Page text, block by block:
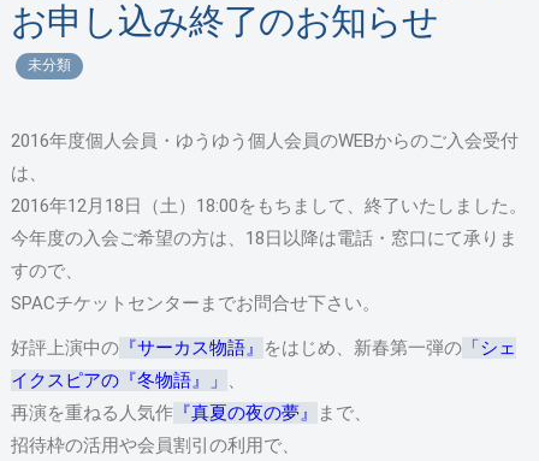
お申し込み終了のお知らせ
未分類
2016年度個人会員・ゆうゆう個人会員のWEBからのご入会受付
は、
2016年12月18日（土）18:00をもちまして、終了いたしました。
今年度の入会ご希望の方は、18日以降は電話・窓口にて承りま
すので、
SPACチケットセンターまでお問合せ下さい。
好評上演中の『サーカス物語』 をはじめ、新春第一弾の「シェ
イクスピアの『冬物語』」
、
再演を重ねる人気作『真夏の夜の夢』
まで、
招待枠の活用や会員割引の利用で、